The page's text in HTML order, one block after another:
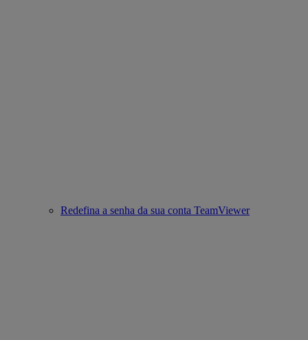
Redefina a senha da sua conta TeamViewer